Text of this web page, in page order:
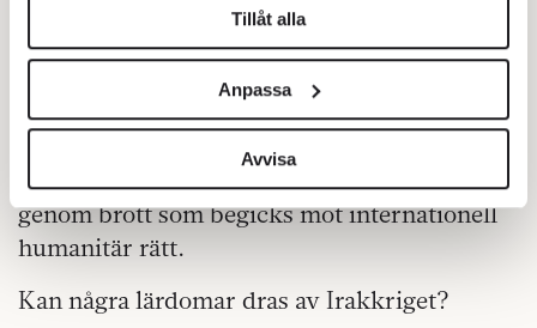
Vi använder enhetsidentifierare för att anpassa innehållet
för sociala medier och analysera vår trafik. Vi
vidarebefordrar även sådana identifierare och annan
information från din enhet till de sociala medier och
annons- och analysföretag som vi samarbetar med.
Dessa kan i sin tur kombinera informationen med annan
information som du har tillhandahållit eller som de har
Om du vill läsa mer om hur vi hanterar personuppgifter
Tillåt alla
Anpassa
Avvisa
närvaron av amerikanska trupper lockade
dem så småningom dit.
• Irak var tänkt att bli en mönsterdemokrati
för Mellersta Östern, men gick in i år av
anarki. USA förlorade respekt i hela världen
genom brott som begicks mot internationell
humanitär rätt.
Kan några lärdomar dras av Irakkriget?